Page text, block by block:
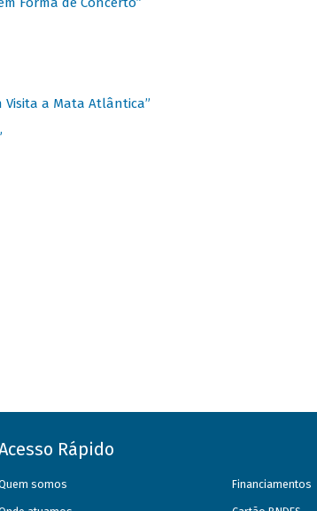
Visita a Mata Atlântica”
Rápido
somos Financiamentos